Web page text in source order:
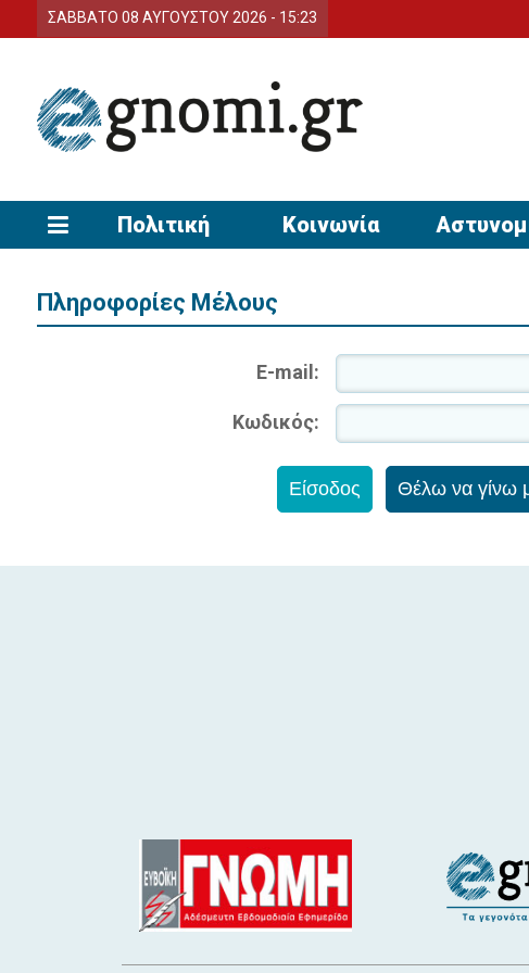
ΣΑΒΒΑΤΟ 08 ΑΥΓΟΥΣΤΟΥ 2026 - 15:23
Πολιτική Κοινωνία
Πληροφορίες Μέλους
E-mail:
Κωδικός: